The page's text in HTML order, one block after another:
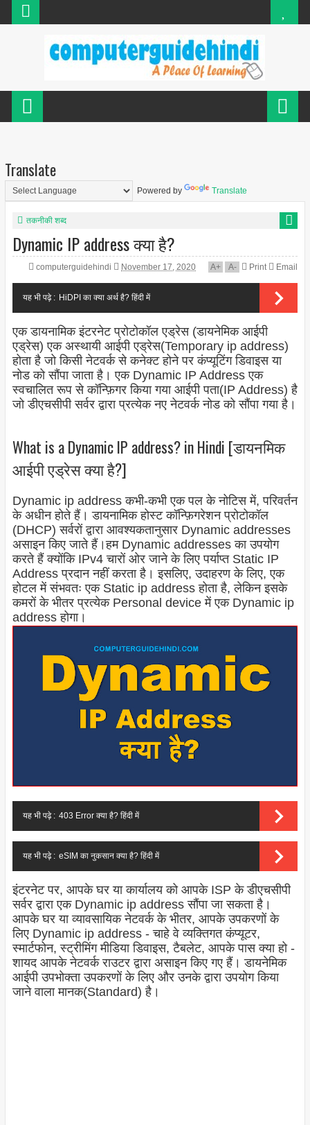
Translate
Powered by Translate
तकनीकी शब्द
Dynamic IP address क्या है?
computerguidehindi November 17, 2020 A+ A- Print Email
यह भी पढ़े : HiDPI का क्या अर्थ है? हिंदी में
एक डायनामिक इंटरनेट प्रोटोकॉल एड्रेस (डायनेमिक आईपी
एड्रेस) एक अस्थायी आईपी एड्रेस(Temporary ip address)
होता है जो किसी नेटवर्क से कनेक्ट होने पर कंप्यूटिंग डिवाइस या
नोड को सौंपा जाता है। एक Dynamic IP Address एक
स्वचालित रूप से कॉन्फ़िगर किया गया आईपी पता(IP Address) है
जो डीएचसीपी सर्वर द्वारा प्रत्येक नए नेटवर्क नोड को सौंपा गया है।
What is a Dynamic IP address? in Hindi [डायनमिक
आईपी एड्रेस क्या है?]
Dynamic ip address कभी-कभी एक पल के नोटिस में, परिवर्तन
के अधीन होते हैं। डायनामिक होस्ट कॉन्फ़िगरेशन प्रोटोकॉल
(DHCP) सर्वरों द्वारा आवश्यकतानुसार Dynamic addresses
असाइन किए जाते हैं।हम Dynamic addresses का उपयोग
करते हैं क्योंकि IPv4 चारों ओर जाने के लिए पर्याप्त Static IP
Address प्रदान नहीं करता है। इसलिए, उदाहरण के लिए, एक
होटल में संभवतः एक Static ip address होता है, लेकिन इसके
कमरों के भीतर प्रत्येक Personal device में एक Dynamic ip
address होगा।
यह भी पढ़े : 403 Error क्या है? हिंदी में
यह भी पढ़े : eSIM का नुकसान क्या है? हिंदी में
इंटरनेट पर, आपके घर या कार्यालय को आपके ISP के डीएचसीपी
सर्वर द्वारा एक Dynamic ip address सौंपा जा सकता है।
आपके घर या व्यावसायिक नेटवर्क के भीतर, आपके उपकरणों के
लिए Dynamic ip address - चाहे वे व्यक्तिगत कंप्यूटर,
स्मार्टफोन, स्ट्रीमिंग मीडिया डिवाइस, टैबलेट, आपके पास क्या हो -
शायद आपके नेटवर्क राउटर द्वारा असाइन किए गए हैं। डायनेमिक
आईपी उपभोक्ता उपकरणों के लिए और उनके द्वारा उपयोग किया
जाने वाला मानक(Standard) है।